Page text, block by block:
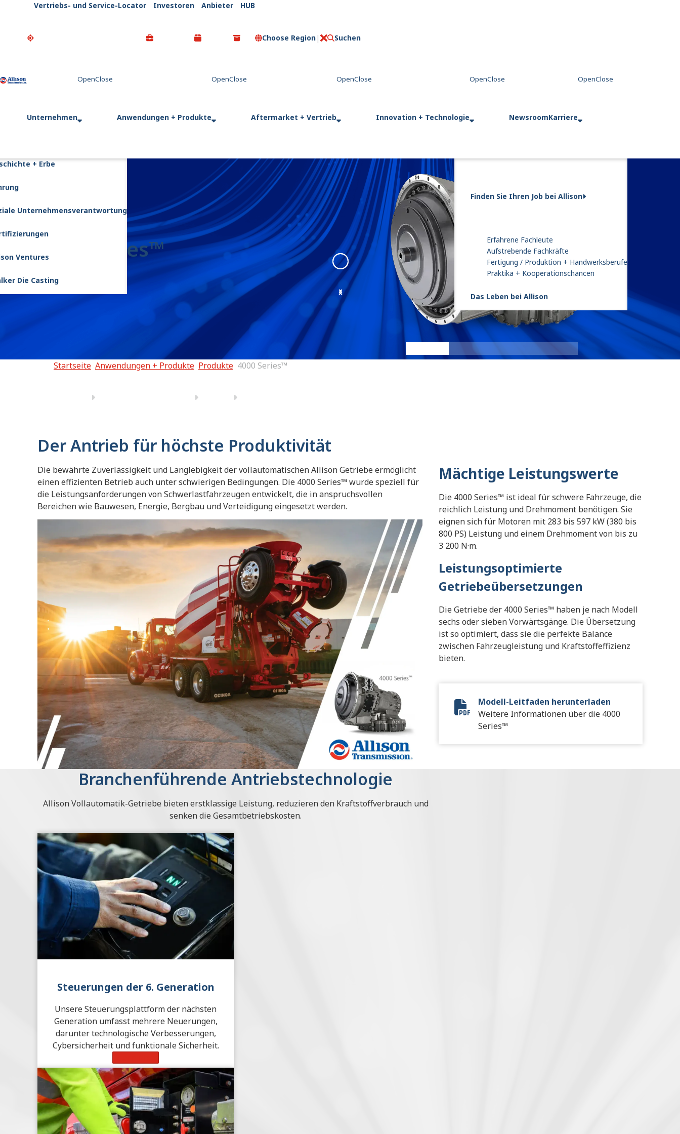
Go Home
Vertriebs- und Service-Locator Investoren Anbieter HUB
Choose Region Suchen
C
s
Unternehmen
+ Erbe
Unternehmensverantwortung
Ventures
Die Casting
Anwendungen + Produkte Aftermarket + Vertrieb Innovation + Technologie NewsroomKarriere
Finden Sie Ihren Job bei Allison
Erfahrene Fachleute
Aufstrebende Fachkräfte
Fertigung / Produktion + Handwerksberufe
Praktika + Kooperationschancen
Das Leben bei Allison
4000 Series™
4000 Angle 1
4000
Startseite Anwendungen + Produkte Produkte 4000 Series™
Der Antrieb für höchste Produktivität
Die bewährte Zuverlässigkeit und Langlebigkeit der vollautomatischen Allison Getriebe ermöglicht
einen effizienten Betrieb auch unter schwierigen Bedingungen. Die 4000 Series™ wurde speziell für
die Leistungsanforderungen von Schwerlastfahrzeugen entwickelt, die in anspruchsvollen
Bereichen wie Bauwesen, Energie, Bergbau und Verteidigung eingesetzt werden.
Mächtige Leistungswerte
Die 4000 Series™ ist ideal für schwere Fahrzeuge, die
reichlich Leistung und Drehmoment benötigen. Sie
eignen sich für Motoren mit 283 bis 597 kW (380 bis
800 PS) Leistung und einem Drehmoment von bis zu
3 200 N·m.
Leistungsoptimierte
Getriebeübersetzungen
Die Getriebe der 4000 Series™ haben je nach Modell
sechs oder sieben Vorwärtsgänge. Die Übersetzung
ist so optimiert, dass sie die perfekte Balance
zwischen Fahrzeugleistung und Kraftstoffeffizienz
bieten.
Vocational Model Guide Digital
Modell-Leitfaden herunterladen
Weitere Informationen über die 4000
Series™
Branchenführende Antriebstechnologie
Allison Vollautomatik-Getriebe bieten erstklassige Leistung, reduzieren den Kraftstoffverbrauch und
senken die Gesamtbetriebskosten.
Steuerungen der 6. Generation
Unsere Steuerungsplattform der nächsten
Generation umfasst mehrere Neuerungen,
darunter technologische Verbesserungen,
Cybersicherheit und funktionale Sicherheit.